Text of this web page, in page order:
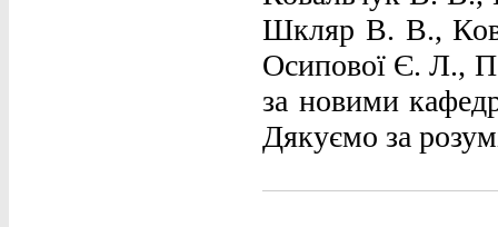
Шкляр В. В.,
Осипової Є. Л.,
за новими
Дякуємо за